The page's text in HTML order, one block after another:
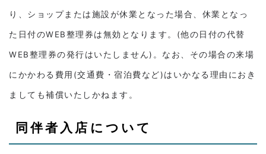
り、ショップまたは施設が休業となった場合、休業となっ
た日付のWEB整理券は無効となります。(他の日付の代替
WEB整理券の発行はいたしません)。なお、その場合の来場
にかかわる費用(交通費・宿泊費など)はいかなる理由におき
ましても補償いたしかねます。
同伴者入店について